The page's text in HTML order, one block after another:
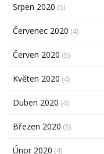
Srpen 2020 (5)
Červenec 2020 (4)
Červen 2020 (5)
Květen 2020 (4)
Duben 2020 (4)
Březen 2020 (5)
Únor 2020 (4)